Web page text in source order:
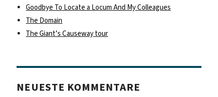
Goodbye To Locate a Locum And My Colleagues
The Domain
The Giant’s Causeway tour
NEUESTE KOMMENTARE